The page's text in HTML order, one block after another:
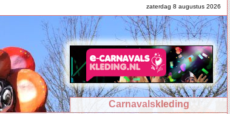
zaterdag 8 augustus 2026
Carnavalskleding